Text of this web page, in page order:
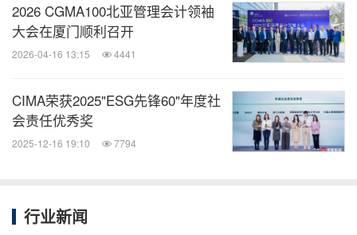
2026 CGMA100北亚管理会计领袖
大会在厦门顺利召开
2026-04-16 13:15 4441
CIMA荣获2025"ESG先锋60"年度社
会责任优秀奖
2025-12-16 19:10 7794
行业新闻